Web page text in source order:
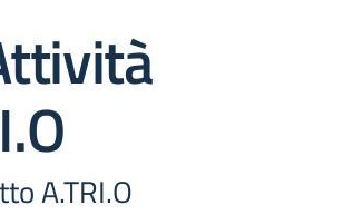
A.TRI.O